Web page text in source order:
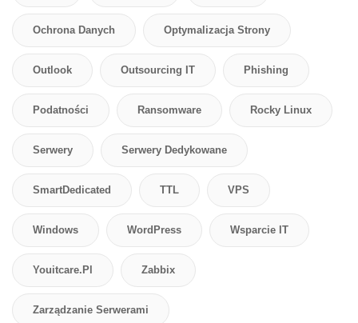
Ochrona Danych Optymalizacja Strony
Outlook Outsourcing IT Phishing
Podatności Ransomware Rocky Linux
Serwery Serwery Dedykowane
SmartDedicated TTL VPS
Windows WordPress Wsparcie IT
Youitcare.pl Zabbix
Zarządzanie Serwerami